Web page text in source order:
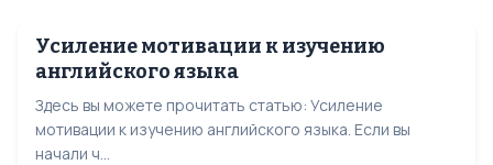
Усиление мотивации к изучению
английского языка
Здесь вы можете прочитать статью: Усиление
мотивации к изучению английского языка. Если вы
начали ч...